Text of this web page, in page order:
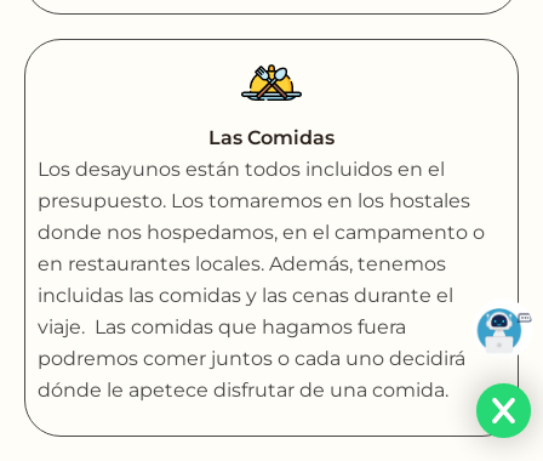
Las Comidas
Los desayunos están todos incluidos en el
presupuesto. Los tomaremos en los hostales
donde nos hospedamos, en el campamento o
en restaurantes locales. Además, tenemos
incluidas las comidas y las cenas durante el
viaje. Las comidas que hagamos fuera
podremos comer juntos o cada uno decidirá
dónde le apetece disfrutar de una comida.